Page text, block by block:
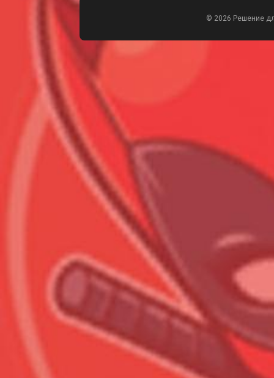
© 2026 Решение
Всего позиций в корзине
Всего товара в корзине
Сумма к оплате (без